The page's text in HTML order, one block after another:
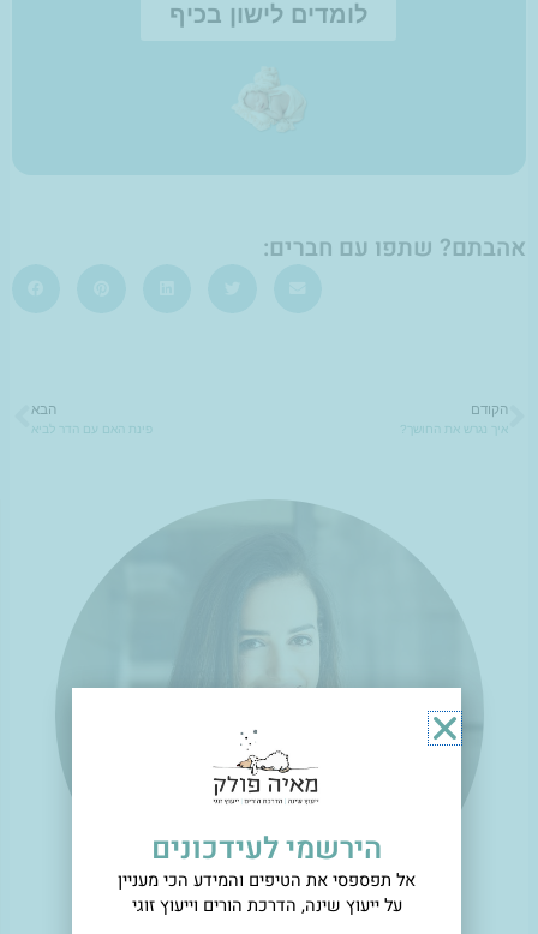
לומדים לישון בכיף
אהבתם? שתפו עם חברים:
הקודם
איך נגרש את החושך?
הבא
פינת האם עם הדר לביא
הבא
הירשמי לעידכונים
אל תפספסי את הטיפים והמידע הכי מעניין
על ייעוץ שינה, הדרכת הורים וייעוץ זוגי